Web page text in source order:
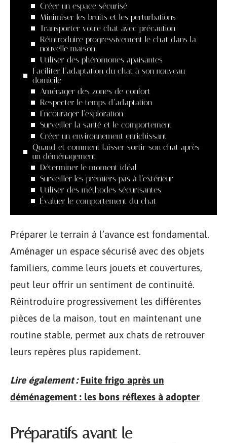
Créer un espace sécurisé
Minimiser les bruits et les perturbations
Transporter votre chat avec précaution
Réintroduire progressivement le chat dans la
nouvelle maison
Utiliser des phéromones apaisantes
Faciliter l’adaptation du chat à son nouveau
domicile
Aménager des zones de confort
Respecter le temps d’adaptation
Encourager l’exploration
Surveiller la santé et le comportement
Créer un environnement enrichissant
Quand et comment laisser sortir son chat après
un déménagement
Déterminer le moment idéal
Surveiller les premiers pas à l’extérieur
Utiliser des méthodes sécurisantes
Évaluer le comportement du chat
Préparer le terrain à l’avance est fondamental.
Aménager un espace sécurisé avec des objets
familiers, comme leurs jouets et couvertures,
peut leur offrir un sentiment de continuité.
Réintroduire progressivement les différentes
pièces de la maison, tout en maintenant une
routine stable, permet aux chats de retrouver
leurs repères plus rapidement.
Lire également : Fuite frigo après un
déménagement : les bons réflexes à adopter
Préparatifs avant le